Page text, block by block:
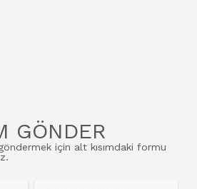
GÖNDER
göndermek için alt kısımdaki formu